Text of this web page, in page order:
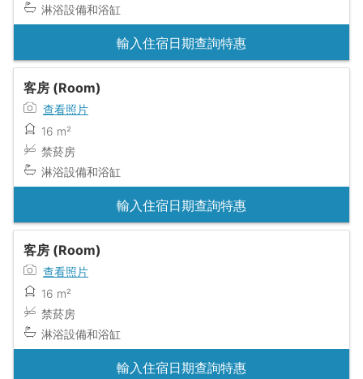
淋浴設備和浴缸
輸入住宿日期查詢特惠
客房 (Room)
查看照片
16 m²
禁菸房
淋浴設備和浴缸
輸入住宿日期查詢特惠
客房 (Room)
查看照片
16 m²
禁菸房
淋浴設備和浴缸
輸入住宿日期查詢特惠